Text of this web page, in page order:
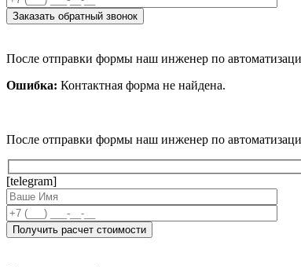
После отправки формы наш инженер по
Ошибка: Контактная форма не найдена.
После отправки формы наш инженер по
[telegram]